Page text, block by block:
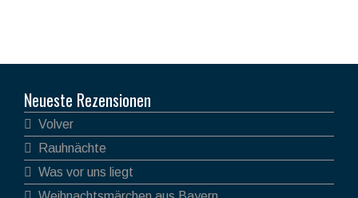
Neueste Rezensionen
Volver
Rauhnächte
Was vor uns liegt